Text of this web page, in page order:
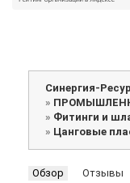
Синергия-
»
» Фитинги и
» Цанговые
Обзор Отзывы